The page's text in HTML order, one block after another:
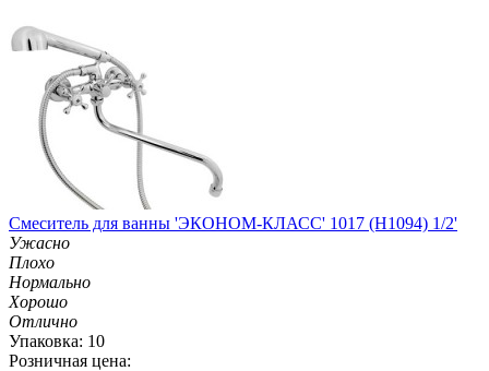
Смеситель для ванны 'ЭКОНОМ-КЛАСС' 1017 (H1094) 1/2'
Ужасно
Плохо
Нормально
Хорошо
Отлично
Упаковка: 10
Розничная цена: